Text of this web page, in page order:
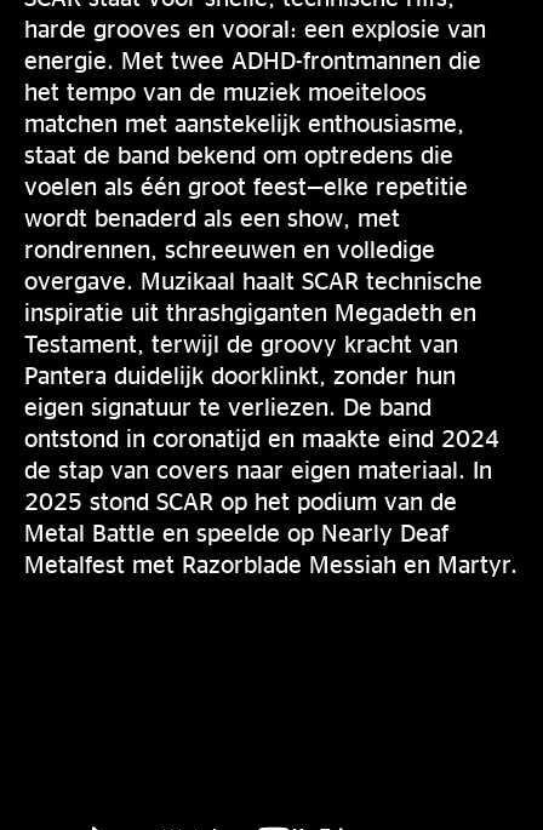
harde grooves en vooral: een explosie van
energie. Met twee ADHD-frontmannen die
het tempo van de muziek moeiteloos
matchen met aanstekelijk enthousiasme,
staat de band bekend om optredens die
voelen als één groot feest—elke repetitie
wordt benaderd als een show, met
rondrennen, schreeuwen en volledige
overgave. Muzikaal haalt SCAR technische
inspiratie uit thrashgiganten Megadeth en
Testament, terwijl de groovy kracht van
Pantera duidelijk doorklinkt, zonder hun
eigen signatuur te verliezen. De band
ontstond in coronatijd en maakte eind 2024
de stap van covers naar eigen materiaal. In
2025 stond SCAR op het podium van de
Metal Battle en speelde op Nearly Deaf
Metalfest met Razorblade Messiah en Martyr.